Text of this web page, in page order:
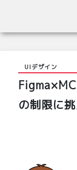
UIデザイン
の制限に